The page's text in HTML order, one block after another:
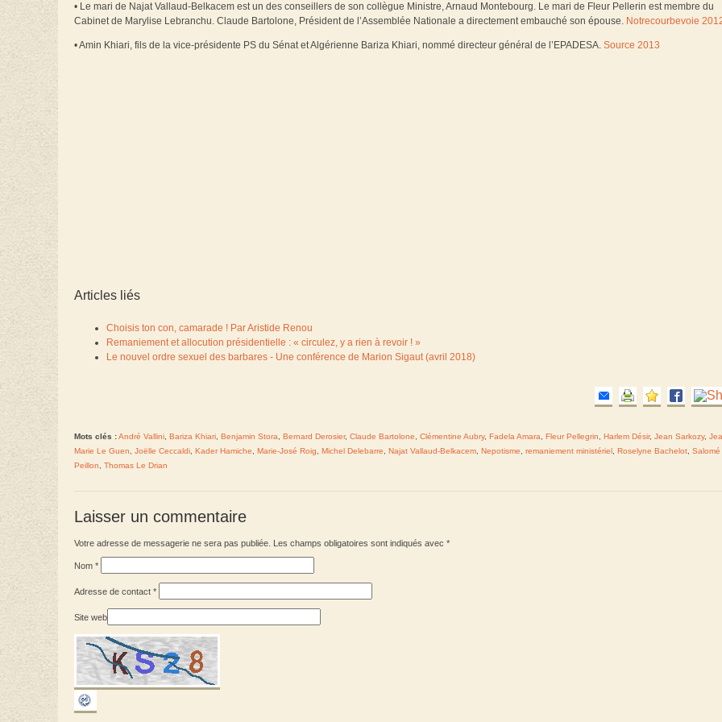
• Le mari de Najat Vallaud-Belkacem est un des conseillers de son collègue Ministre, Arnaud Montebourg. Le mari de Fleur Pellerin est membre du
Cabinet de Marylise Lebranchu. Claude Bartolone, Président de l’Assemblée Nationale a directement embauché son épouse. Notrecourbevoie
• Amin Khiari, fils de la vice-présidente PS du Sénat et Algérienne Bariza Khiari, nommé directeur général de l’EPADESA. Source 2013
Articles liés
Choisis ton con, camarade ! Par Aristide Renou
Remaniement et allocution présidentielle : « circulez, y a rien à revoir ! »
Le nouvel ordre sexuel des barbares - Une conférence de Marion Sigaut (avril 2018)
Mots clés :André Vallini Bariza Khiari Benjamin Stora Bernard Derosier, Claude Bartolone Clémentine Aubry, Fadela Amara Fleur Pellegrin Harlem Désir, Jean Sarkozy,
Marie Le Guen
Joëlle Ceccaldi Kader Hamiche Marie-José Roig Michel Delebarre Najat Vallaud-Belkacem Nepotisme remaniement ministériel Roselyne Bachelot Salomé
Peillon
Thomas Le Drian
Laisser un commentaire
Votre adresse de messagerie ne sera pas publiée. Les champs obligatoires sont indiqués avec *
Nom *
Adresse de contact *
Site web